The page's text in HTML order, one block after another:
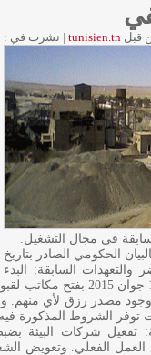
قبلtunisien.tn
| نشرت في :
في مجال التشغيل.
السابقة:
التشغيل بداية من يوم
شركات البيئة
العمل الفعلي. وتعويض